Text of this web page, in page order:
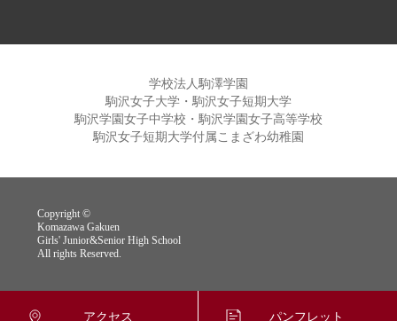
アクセス パンフレット
学校法人駒澤学園
駒沢女子大学・駒沢女子短期大学
駒沢学園女子中学校・駒沢学園女子高等学校
駒沢女子短期大学付属こまざわ幼稚園
Copyright ©
Komazawa Gakuen
Girls' Junior&Senior High School
All rights Reserved.